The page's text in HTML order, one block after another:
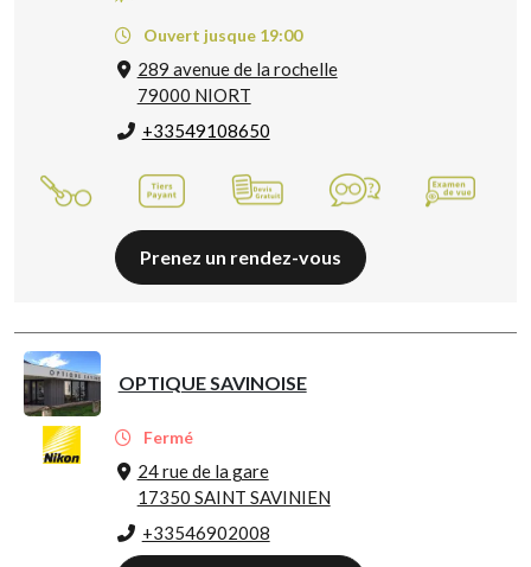
Ouvert jusque 19:00
289 avenue de la rochelle
79000 NIORT
+33549108650
Prenez un rendez-vous
OPTIQUE SAVINOISE
Fermé
24 rue de la gare
17350 SAINT SAVINIEN
+33546902008